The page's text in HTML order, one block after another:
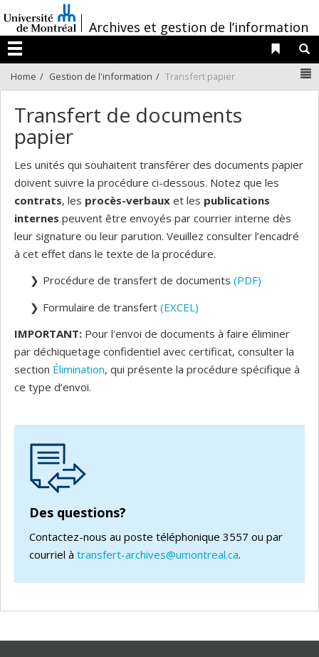
au
contenu
/
Archives et gestion de l’information
Menu
Liens
Home Gestion de l'information Transfert papier
Transfert de documents
papier
Les unités qui souhaitent transférer des documents papier
doivent suivre la procédure ci-dessous. Notez que les
contrats, les procès-verbaux et les publications
internes peuvent être envoyés par courrier interne dès
leur signature ou leur parution. Veuillez consulter l’encadré
à cet effet dans le texte de la procédure.
Procédure de transfert de documents (PDF)
Formulaire de transfert (EXCEL)
IMPORTANT: Pour l'envoi de documents à faire éliminer
par déchiquetage confidentiel avec certificat, consulter la
section Élimination, qui présente la procédure spécifique à
ce type d’envoi.
Des questions?
Contactez-nous au poste téléphonique 3557 ou par
courriel à transfert-archives@umontreal.ca.